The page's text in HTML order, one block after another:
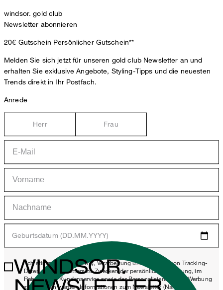
windsor. gold club
Newsletter abonnieren
20€ Gutschein Persönlicher Gutschein**
Melden Sie sich jetzt für unseren gold club Newsletter an und
erhalten Sie exklusive Angebote, Styling-Tipps und die neuesten
Trends direkt in Ihr Postfach.
Anrede
Herr Frau
Geburtsdatum (DD.MM.YYYY)
*Ich stimme der Erhebung, Verarbeitung und Nutzung von Tracking-
Daten des Newsletters zu Zwecken der persönlichen Beratung, im
Rahmen des Kundenservice sowie der Personalisierung von Werbung
zu. Erhoben werden Informationen zum Newsletter (Name des
WINDSOR.